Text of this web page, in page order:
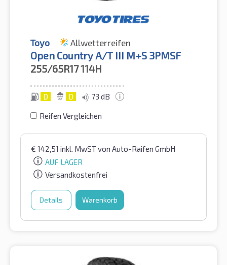
Toyo Allwetterreifen
Open Country A/T III M+S 3PMSF
255/65R17114H
D D 73 dB
Reifen Vergleichen
€ 142,51 inkl. MwSTvon Auto-Raifen GmbH
AUF LAGER
Versandkostenfrei
Details Warenkorb